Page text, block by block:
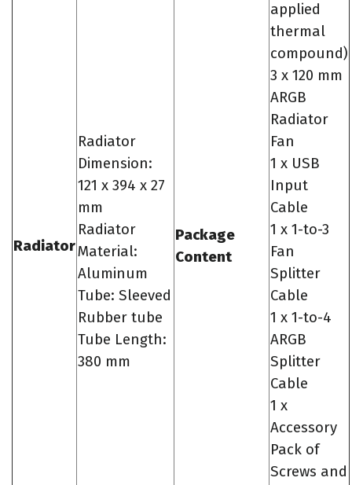
Radiator
Radiator
Dimension:
121 x 394 x 27
mm
Radiator
Material:
Aluminum
Tube: Sleeved
Rubber tube
Tube Length:
380 mm
Package
Content
applied
thermal
compound)
3 x 120 mm
ARGB
Radiator
Fan
1 x USB
Input
Cable
1 x 1-to-3
Fan
Splitter
Cable
1 x 1-to-4
ARGB
Splitter
Cable
1 x
Accessory
Pack of
Screws and